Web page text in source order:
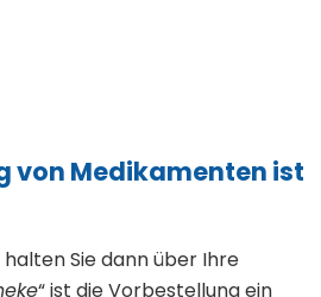
von Medikamenten ist
halten Sie dann über Ihre
“ ist die Vorbestellung ein